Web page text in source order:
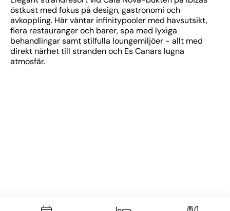
östkust med fokus på design, gastronomi och
avkoppling. Här väntar infinitypooler med havsutsikt,
flera restauranger och barer, spa med lyxiga
behandlingar samt stilfulla loungemiljöer - allt med
direkt närhet till stranden och Es Canars lugna
atmosfär.